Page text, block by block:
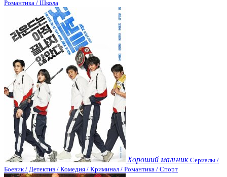
Романтика / Школа
Хороший мальчик Сериалы /
Боевик / Детектив / Комедия / Криминал / Романтика / Спорт